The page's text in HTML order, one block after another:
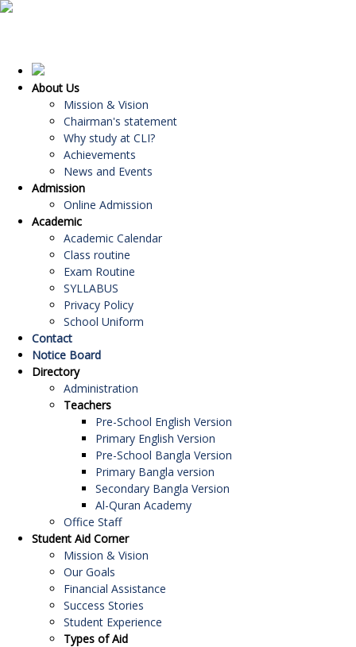
About Us
Mission & Vision
Chairman's statement
Why study at CLI?
Achievements
News and Events
Admission
Online Admission
Academic
Academic Calendar
Class routine
Exam Routine
SYLLABUS
Privacy Policy
School Uniform
Contact
Notice Board
Directory
Administration
Teachers
Pre-School English Version
Primary English Version
Pre-School Bangla Version
Primary Bangla version
Secondary Bangla Version
Al-Quran Academy
Office Staff
Student Aid Corner
Mission & Vision
Our Goals
Financial Assistance
Success Stories
Student Experience
Types of Aid